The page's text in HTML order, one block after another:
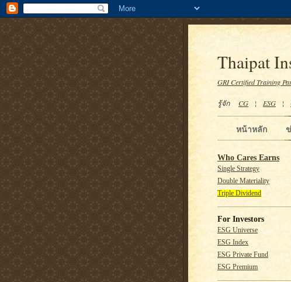
Thaipat
GRI Certified Training
รู้จัก CG ¦ ESG ¦
หน้าหลัก
Who Cares Earns
Single Strategy
Double Materiality
Triple Dividend
For Investors
ESG Universe
ESG Index
ESG Private Fund
ESG Premium